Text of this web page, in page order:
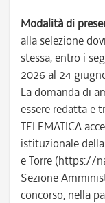
Modalità di
alla selezione
stessa, entro i
2026 al 24
La domanda di
essere redatta e
TELEMATICA
istituzionale
e Torre (https://
Sezione
concorso, nella